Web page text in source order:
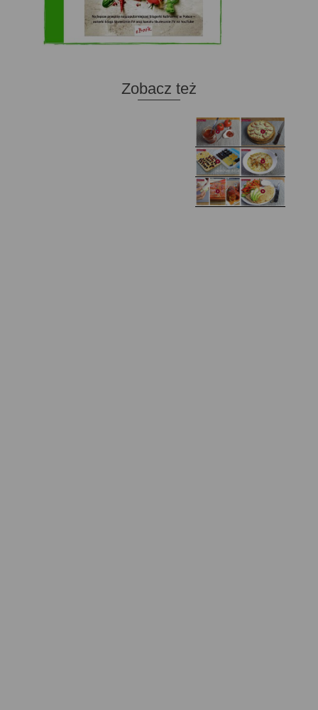
Zobacz też
Domowy ketchup (bez
cukru)
Tarta francuska z
cebulą i pomidorem
Domowe żelki
Zupa kurkowa z
selerem i pietruszką